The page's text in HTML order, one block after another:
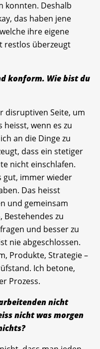
konnten. Deshalb
das haben jene
ihre eigene
restlos überzeugt
konform. Wie bist du
disruptiven Seite, um
heisst, wenn es zu
an die Dinge zu
dass ein stetiger
nicht einschlafen.
gut, immer wieder
Das heisst
und gemeinsam
Bestehendes zu
und besser zu
nie abgeschlossen.
Produkte, Strategie –
Ich betone,
Prozess.
nicht
nicht was morgen